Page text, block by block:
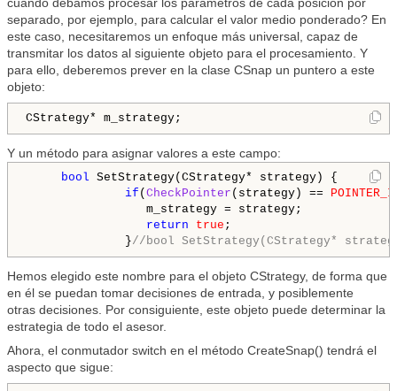
separado, por ejemplo, para calcular el valor medio ponderado? En
este caso, necesitaremos un enfoque más universal, capaz de
transmitar los datos al siguiente objeto para el procesamiento. Y
para ello, deberemos prever en la clase CSnap un puntero a este
objeto:
CStrategy* m_strategy;
Y un método para asignar valores a este campo:
bool SetStrategy(CStrategy* strategy) {
if ( CheckPointer (strategy) ==
m_strategy = strategy;
return
true ;
}//bool SetStrategy(CStrategy*
Hemos elegido este nombre para el objeto CStrategy, de forma que
en él se puedan tomar decisiones de entrada, y posiblemente
otras decisiones. Por consiguiente, este objeto puede determinar la
estrategia de todo el asesor.
Ahora, el conmutador switch en el método CreateSnap() tendrá el
aspecto que sigue: